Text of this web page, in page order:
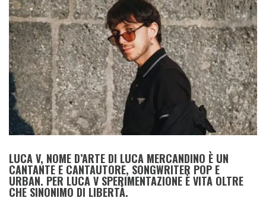
LUCA V, NOME D’ARTE DI LUCA MERCANDINO È UN
CANTANTE E CANTAUTORE, SONGWRITER POP E
URBAN. PER LUCA V SPERIMENTAZIONE È VITA OLTRE
CHE SINONIMO DI LIBERTÀ.